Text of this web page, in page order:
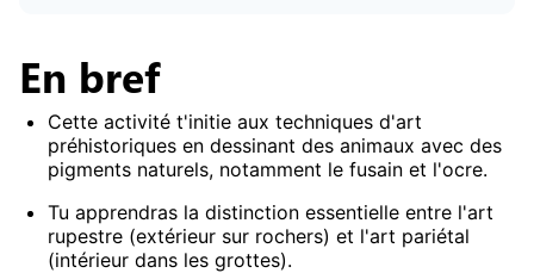
En bref
Cette activité t'initie aux techniques d'art
préhistoriques en dessinant des animaux avec des
pigments naturels, notamment le fusain et l'ocre.
Tu apprendras la distinction essentielle entre l'art
rupestre (extérieur sur rochers) et l'art pariétal
(intérieur dans les grottes).